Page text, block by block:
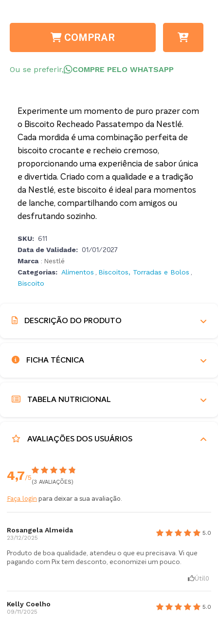
COMPRAR
Ou se preferir, COMPRE PELO WHATSAPP
Experimente um momento de puro prazer com
o Biscoito Recheado Passatempo da Nestlé.
Cada mordida é uma combinação perfeita de
biscoito crocante e recheio cremoso,
proporcionando uma experiência de sabor única
e divertida. Criado com a qualidade e a tradição
da Nestlé, este biscoito é ideal para momentos
de lanche, compartilhando com amigos ou
desfrutando sozinho.
SKU: 611
Data de Validade: 01/01/2027
Marca : Nestlé
Categorias: Alimentos , Biscoitos, Torradas e Bolos ,
Biscoito
DESCRIÇÃO DO PRODUTO
FICHA TÉCNICA
TABELA NUTRICIONAL
AVALIAÇÕES DOS USUÁRIOS
4,7/5
(3 AVALIAÇÕES)
Faça login para deixar a sua avaliação.
Rosangela Almeida
23/12/2025
5.0
Produto de boa qualidade, atendeu o que eu precisava. Vi que
pagando com Pix tem desconto, economizei um pouco.
Útil 0
Kelly Coelho
09/11/2025
5.0